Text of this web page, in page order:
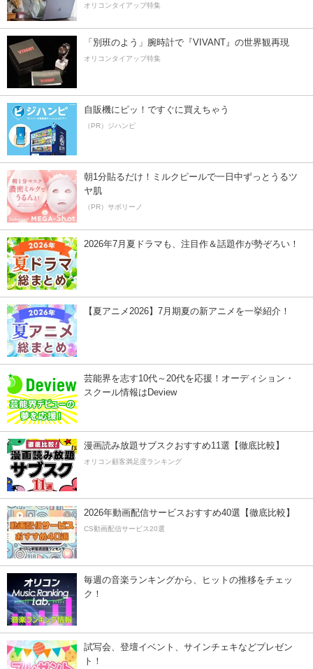
オリコンタイアップ特集
「別班のよう」腕時計で『VIVANT』の世界観再現
オリコンタイアップ特集
自販機にピッ！ですぐに買えちゃう
（PR）ジハンピ
朝1分貼るだけ！ミルクピールで一日中ずっとうるツ
ヤ肌
（PR）サボリーノ
2026年7月夏ドラマも、注目作＆話題作が勢ぞろい！
【夏アニメ2026】7月期夏の新アニメを一挙紹介！
芸能界を志す10代～20代を応援！オーディション・
スクール情報はDeview
漫画読み放題サブスクおすすめ11選【徹底比較】
オリコン顧客満足度ランキング
2026年動画配信サービスおすすめ40選【徹底比較】
CS動画配信サービス20選
毎週の音楽ランキングから、ヒットの推移をチェッ
ク！
試写会、登壇イベント、サインチェキなどプレゼン
ト！